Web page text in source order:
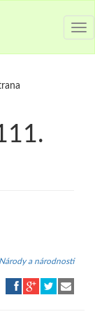
Národy a národnosti